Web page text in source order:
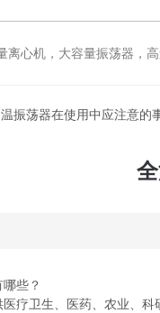
冷冻离心机，生化、光照、振荡培养箱，磁力搅拌器
振荡器在使用中应注意的事
？
、医药、农业、